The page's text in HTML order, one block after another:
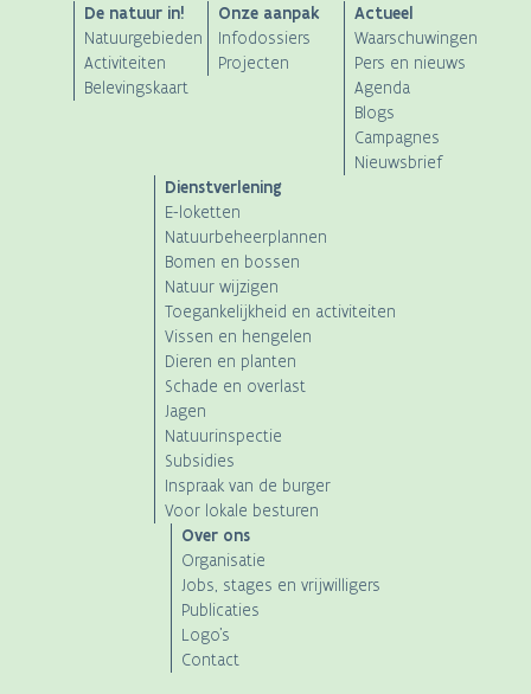
ANB
Main
navigation
De natuur in!
Natuurgebieden
Activiteiten
Belevingskaart
Onze aanpak
Infodossiers
Projecten
Actueel
Waarschuwingen
Pers en nieuws
Agenda
Blogs
Campagnes
Nieuwsbrief
Dienstverlening
E-loketten
Natuurbeheerplannen
Bomen en bossen
Natuur wijzigen
Toegankelijkheid en activiteiten
Vissen en hengelen
Dieren en planten
Schade en overlast
Jagen
Natuurinspectie
Subsidies
Inspraak van de burger
Voor lokale besturen
Over ons
Organisatie
Jobs, stages en vrijwilligers
Publicaties
Logo's
Contact